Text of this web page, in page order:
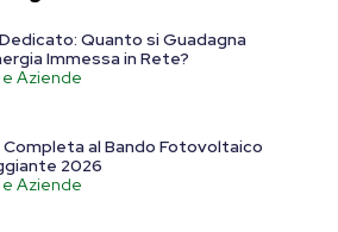
Quanto si Guadagna
Immessa in Rete?
e Aziende
Completa al Bando Fotovoltaico
2026
e Aziende